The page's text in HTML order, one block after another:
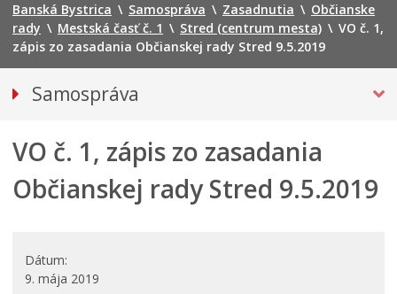
Banská Bystrica \ Samospráva \ Zasadnutia \ Občianske
rady \ Mestská časť č. 1 \ Stred (centrum mesta) \ VO č. 1,
zápis zo zasadania Občianskej rady Stred 9.5.2019
Samospráva
Referendum 2026
Hlavný kontrolór mesta
Mestská rada
Komisie, výbory a rady
VO č. 1, zápis zo zasadania
Občianskej rady Stred 9.5.2019
Dátum
9. mája 2019